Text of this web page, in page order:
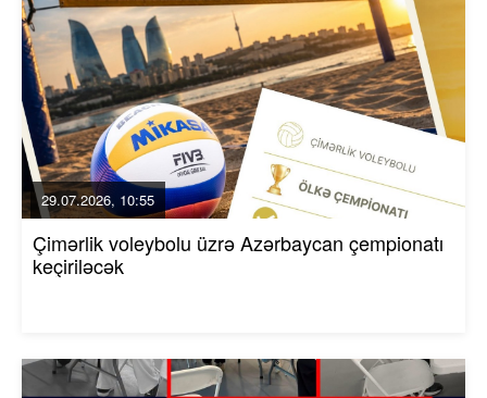
29.07.2026, 10:55
Çimərlik voleybolu üzrə Azərbaycan çempionatı
keçiriləcək